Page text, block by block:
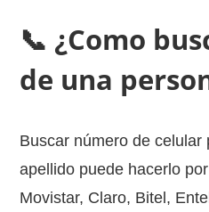
📞 ¿Como
de una
Buscar número de celular
apellido puede hacerlo
Movistar, Claro, Bitel,